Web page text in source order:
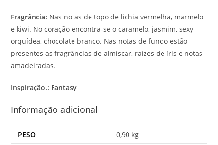
Fragrância: Nas notas de topo de lichia vermelha, marmelo
e kiwi. No coração encontra-se o caramelo, jasmim, sexy
orquídea, chocolate branco. Nas notas de fundo estão
presentes as fragrâncias de almíscar, raízes de íris e notas
amadeiradas.
Inspiração.: Fantasy
Informação adicional
PESO
0,90 kg